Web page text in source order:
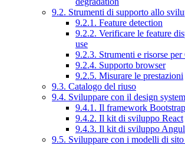
9.2. Strumenti di supporto allo
9.2.1. Feature detection
9.2.2. Verificare le feature
use
9.2.3. Strumenti e risorse per
9.2.4. Supporto browser
9.2.5. Misurare le prestazioni
9.3. Catalogo del riuso
9.4. Sviluppare con il design
9.4.1. Il framework
9.4.2. Il kit di sviluppo React
9.4.3. Il kit di sviluppo
9.5. Sviluppare con i modelli di sito